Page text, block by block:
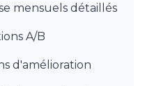
mensuels détaillés
A/B
d'amélioration